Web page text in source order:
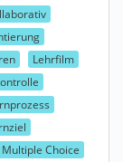
Lehrfilm
Multiple Choice